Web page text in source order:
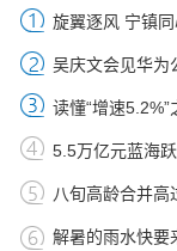
旋翼逐风 宁镇同
吴庆文会见华为
读懂“增速5.2%”
5.5万亿元蓝海
八旬高龄合并高
解暑的雨水快要